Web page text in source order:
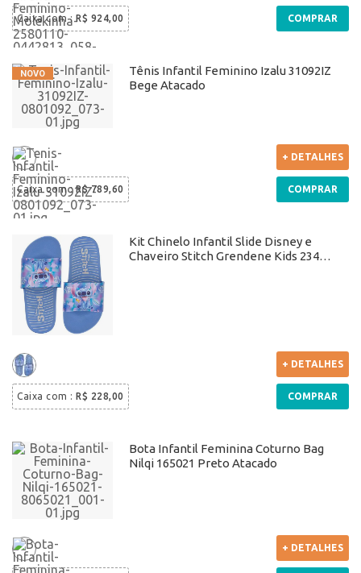
Caixa com: R$ 924,00 COMPRAR
Tênis Infantil Feminino Izalu 31092IZ
Bege Atacado
Caixa com:R$ 789,60
+ DETALHES
COMPRAR
Kit Chinelo Infantil Slide Disney e
Chaveiro Stitch Grendene Kids 23406
Caixa com : R$ 228,00
+ DETALHES
COMPRAR
Bota Infantil Feminina Coturno Bag
Nilqi 165021 Preto Atacado
+ DETALHES